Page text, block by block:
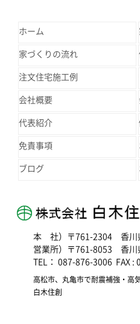
ホーム
家づくりの流れ
注文住宅施工例
会社概要
代表紹介
免責事項
ブログ
本 社）〒761-2304 香川
営業所）〒761-8053 香川
TEL： 087-876-3006 FAX :
高松市、丸亀市で耐震補強・高
白木住創